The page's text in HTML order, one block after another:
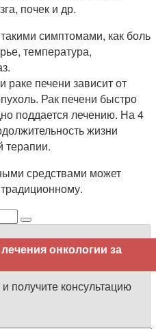
почек и др.
симптомами, как боль
температура,
печени зависит от
Рак печени быстро
поддается лечению. На 4
жизни
терапии.
средствами может
онкологии за
получите консультацию